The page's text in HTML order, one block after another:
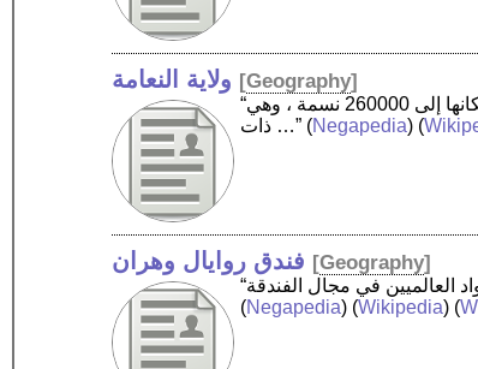
ولاية النعامة [Geography]
“ولاية النعامة إحدى ولايات الجزائر، تقع في الشّمال الغربي من الجزائر، وتغطي مساحة مقدارها 29 000 كم مربع ويصل تعداد سكانها إلى 260000 نسمة ، وهي
ذات …” (Negapedia) (
فندق روايال وهران [Geography]
(Negapedia) (Wikipedia) (